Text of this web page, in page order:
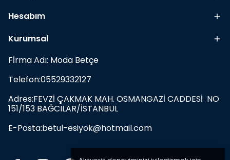
Hesabım
Kurumsal
Fİrma Adı: Moda Betçe
Telefon:05529332127
Adres:FEVZİ ÇAKMAK MAH. OSMANGAZİ CADDESİ NO
151/153 BAĞCILAR/İSTANBUL
E-Posta:betul-esiyok@hotmail.com